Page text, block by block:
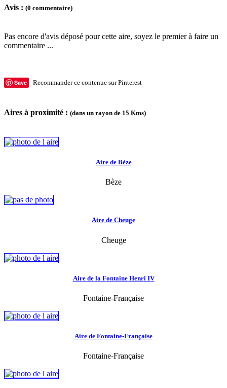
Avis : (0 commentaire)
Pas encore d'avis déposé pour cette aire, soyez le premier à faire un
commentaire ...
Save Recommander ce contenue sur Pinterest
Aires à proximité : (dans un rayon de 15 Kms)
Aire de Bèze
Bèze
Aire de Cheuge
Cheuge
Aire de la Fontaine Henri IV
Fontaine-Française
Aire de Fontaine-Française
Fontaine-Française